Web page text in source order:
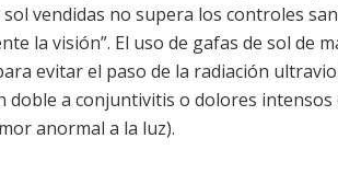
vendidas no supera los controles
la visión”. El uso de gafas de sol de
evitar el paso de la radiación
a conjuntivitis o dolores intensos
anormal a la luz).